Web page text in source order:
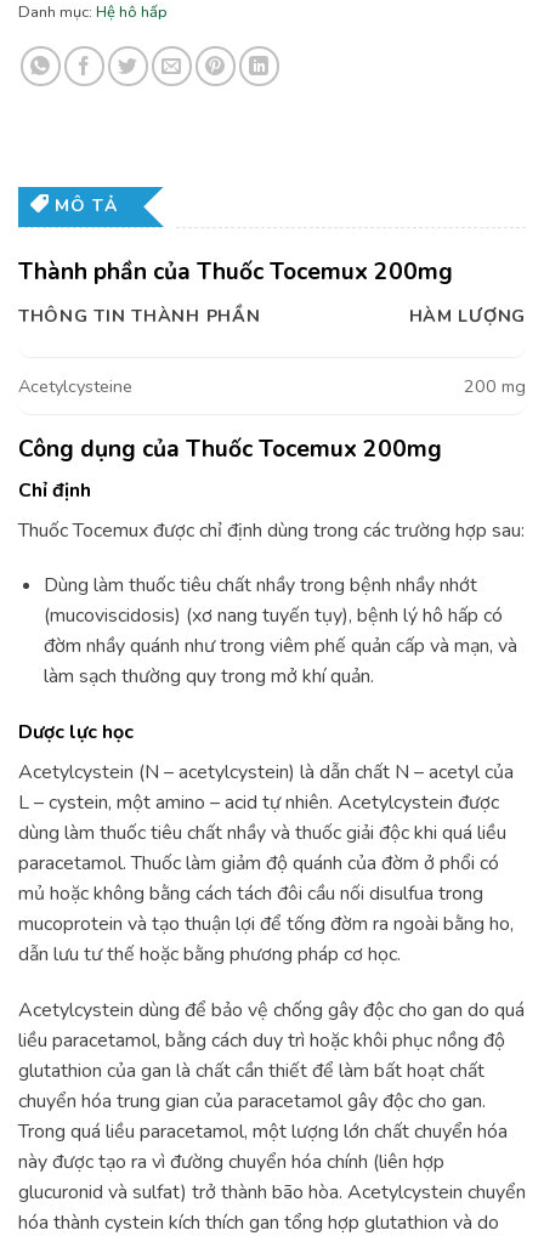
Danh mục: Hệ hô hấp
MÔ TẢ
Thành phần của Thuốc Tocemux 200mg
THÔNG TIN THÀNH PHẦN HÀM LƯỢNG
Acetylcysteine 200 mg
Công dụng của Thuốc Tocemux 200mg
Chỉ định
Thuốc Tocemux được chỉ định dùng trong các trường hợp sau:
Dùng làm thuốc tiêu chất nhầy trong bệnh nhầy nhớt
(mucoviscidosis) (xơ nang tuyến tụy), bệnh lý hô hấp có
đờm nhầy quánh như trong viêm phế quản cấp và mạn, và
làm sạch thường quy trong mở khí quản.
Dược lực học
Acetylcystein (N – acetylcystein) là dẫn chất N – acetyl của
L – cystein, một amino – acid tự nhiên. Acetylcystein được
dùng làm thuốc tiêu chất nhầy và thuốc giải độc khi quá liều
paracetamol. Thuốc làm giảm độ quánh của đờm ở phổi có
mủ hoặc không bằng cách tách đôi cầu nối disulfua trong
mucoprotein và tạo thuận lợi để tống đờm ra ngoài bằng ho,
dẫn lưu tư thế hoặc bằng phương pháp cơ học.
Acetylcystein dùng để bảo vệ chống gây độc cho gan do quá
liều paracetamol, bằng cách duy trì hoặc khôi phục nồng độ
glutathion của gan là chất cần thiết để làm bất hoạt chất
chuyển hóa trung gian của paracetamol gây độc cho gan.
Trong quá liều paracetamol, một lượng lớn chất chuyển hóa
này được tạo ra vì đường chuyển hóa chính (liên hợp
glucuronid và sulfat) trở thành bão hòa. Acetylcystein chuyển
hóa thành cystein kích thích gan tổng hợp glutathion và do